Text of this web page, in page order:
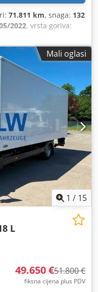
71.811 km, snaga: 132
2022, vrsta goriva:
, broj sjedala:3,
, duljina prostora za
prostora:
, Godina proizvodnje:
stabilnosti
vrata, klima
Mali oglasi
1 / 15
L
49.650 €51.800 €
fiksna cijena plus PDV